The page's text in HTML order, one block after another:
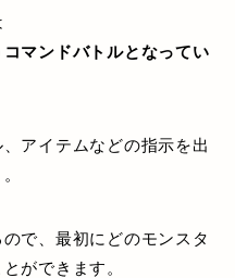
マンドバトルとなってい
アイテムなどの指示を出
で、最初にどのモンスタ
ができます。